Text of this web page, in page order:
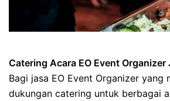
Catering Acara EO Event Organizer
Bagi jasa EO Event Organizer yang
dukungan catering untuk berbagai